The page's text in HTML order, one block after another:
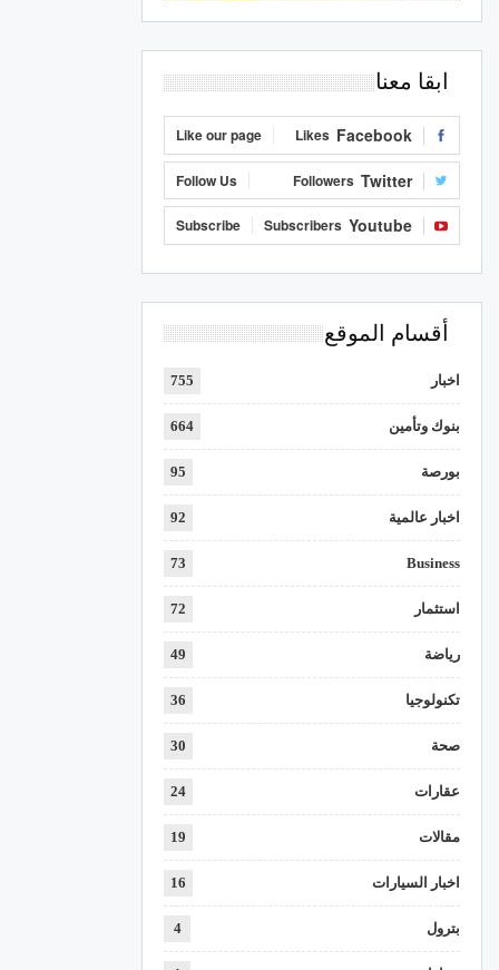
ابقا معنا
Facebook
Likes
Like our page
Twitter
Followers
Follow Us
Youtube
Subscribers
Subscribe
أقسام الموقع
اخبار 755
بنوك وتأمين 664
بورصة 95
اخبار عالمية 92
Business
73
استثمار 72
رياضة 49
تكنولوجيا 36
صحة 30
عقارات 24
مقالات 19
اخبار السيارات 16
بترول 4